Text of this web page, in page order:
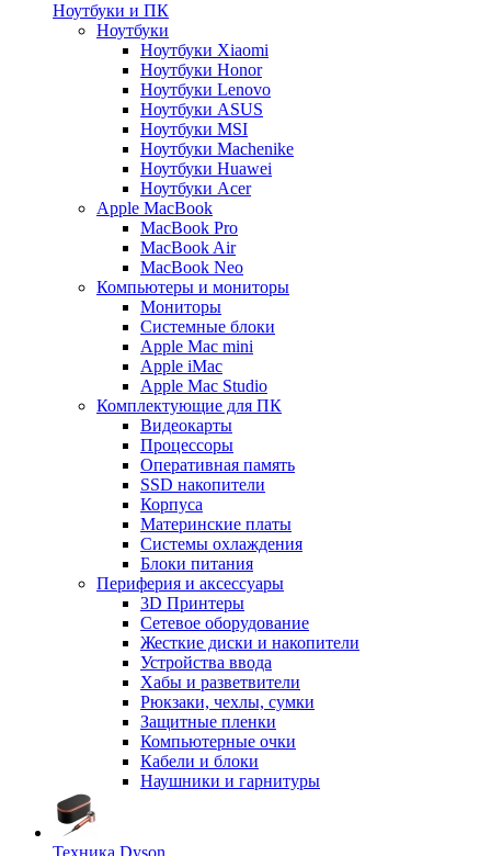
Ноутбуки и ПК
Ноутбуки
Ноутбуки Xiaomi
Ноутбуки Honor
Ноутбуки Lenovo
Ноутбуки ASUS
Ноутбуки MSI
Ноутбуки Machenike
Ноутбуки Huawei
Ноутбуки Acer
Apple MacBook
MacBook Pro
MacBook Air
MacBook Neo
Компьютеры и мониторы
Мониторы
Системные блоки
Apple Mac mini
Apple iMac
Apple Mac Studio
Комплектующие для ПК
Видеокарты
Процессоры
Оперативная память
SSD накопители
Корпуса
Материнские платы
Системы охлаждения
Блоки питания
Периферия и аксессуары
3D Принтеры
Сетевое оборудование
Жесткие диски и накопители
Устройства ввода
Хабы и разветвители
Рюкзаки, чехлы, сумки
Защитные пленки
Компьютерные очки
Кабели и блоки
Наушники и гарнитуры
Техника Dyson